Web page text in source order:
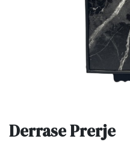
Derrase Prerje